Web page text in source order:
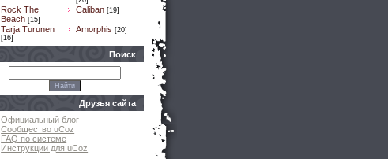
Rock The
Beach [15]
Caliban [19]
Tarja Turunen
[16]
Amorphis [20]
Поиск
Друзья сайта
Официальный блог
Сообщество uCoz
FAQ по системе
Инструкции для uCoz